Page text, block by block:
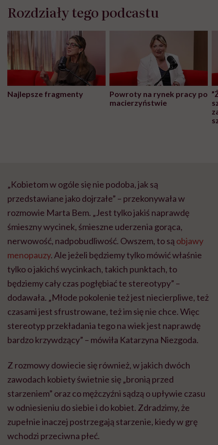
Rozdziały tego podcastu
Najlepsze fragmenty
Powroty na rynek pracy po
macierzyństwie
„Kobietom w ogóle się nie podoba, jak są
przedstawiane jako dojrzałe” – przekonywała w
rozmowie Marta Bem. „Jest tylko jakiś naprawdę
śmieszny wycinek, śmieszne uderzenia gorąca,
nerwowość, nadpobudliwość. Owszem, to są objawy
menopauzy. Ale jeżeli będziemy tylko mówić właśnie
tylko o jakichś wycinkach, takich punktach, to
będziemy cały czas pogłębiać te stereotypy” –
dodawała. „Młode pokolenie też jest niecierpliwe, też
czasami jest sfrustrowane, też im się nie chce. Więc
stereotyp przekładania tego na wiek jest naprawdę
bardzo krzywdzący” – mówiła Katarzyna Niezgoda.
Z rozmowy dowiecie się również, w jakich dwóch
zawodach kobiety świetnie się „bronią przed
starzeniem” oraz co mężczyźni sądzą o upływie czasu
w odniesieniu do siebie i do kobiet. Zdradzimy, że
zupełnie inaczej postrzegają starzenie, kiedy w grę
wchodzi przeciwna płeć.